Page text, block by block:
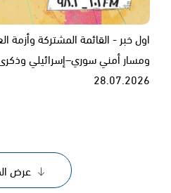
اول خبر - القائمة المشتركة
ومسار أمني سوري–إسرائيلي
28.07.2026
عرض